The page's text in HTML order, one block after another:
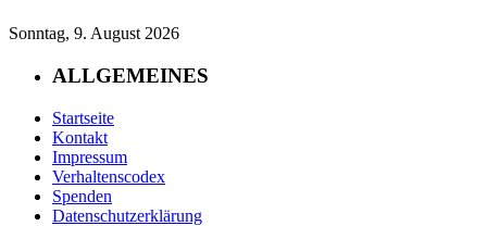
Sonntag, 9. August 2026
ALLGEMEINES
Startseite
Kontakt
Impressum
Verhaltenscodex
Spenden
Datenschutzerklärung